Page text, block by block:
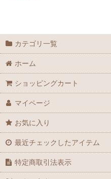
カテゴリ一覧
ホーム
ショッピングカート
マイページ
お気に入り
最近チェックしたアイテム
特定商取引法表示